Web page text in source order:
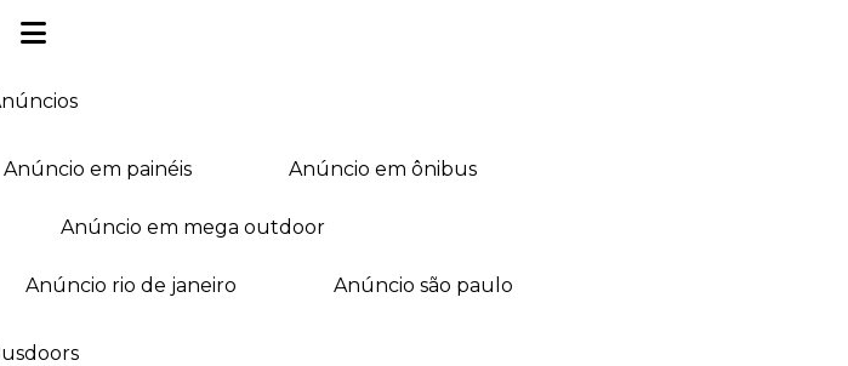
anúncios
anúncio em painéis anúncio em ônibus
anúncio em mega outdoor
anúncio rio de janeiro anúncio são paulo
busdoors